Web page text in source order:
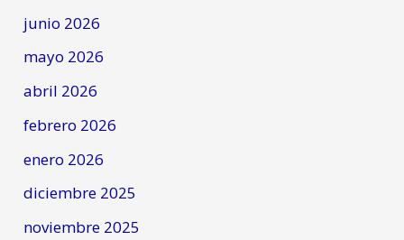
junio 2026
mayo 2026
abril 2026
febrero 2026
enero 2026
diciembre 2025
noviembre 2025